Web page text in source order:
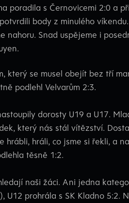
poradila s Černovicemi 2:0 a
body z minulého
nahoru. Snad uspějeme i
který se musel obejít bez tří
podlehl Velvarům 2:3.
dorosty U19 a U17.
který nás stál vítězství.
hrábli, hráli, co jsme si řekli, a
těsně 1:2.
naši žáci. Ani jedna
U12 prohrála s SK Kladno